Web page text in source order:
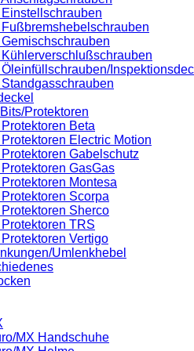
Protektoren
Beta
Electric Motion
Gabelschutz
GasGas
Montesa
Scorpa
Sherco
TRS
Vertigo
Umlenkhebel
MX Handschuhe